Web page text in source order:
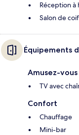
Réception à
Salon de
Équipements
Amusez-vous
TV avec
Confort
Chauffage
Mini-bar